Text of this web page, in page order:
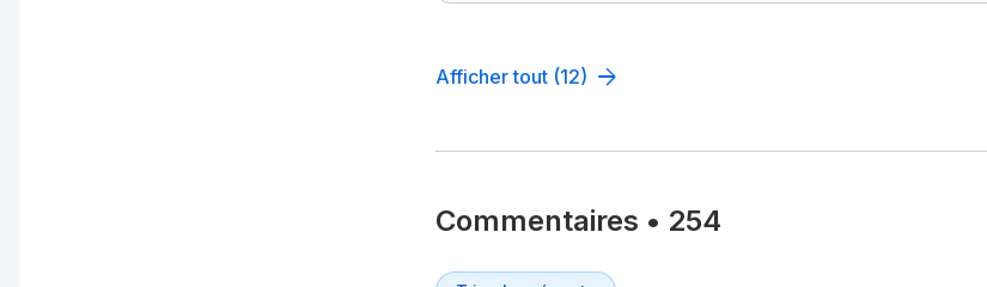
Afficher tout (12)
Commentaires • 254